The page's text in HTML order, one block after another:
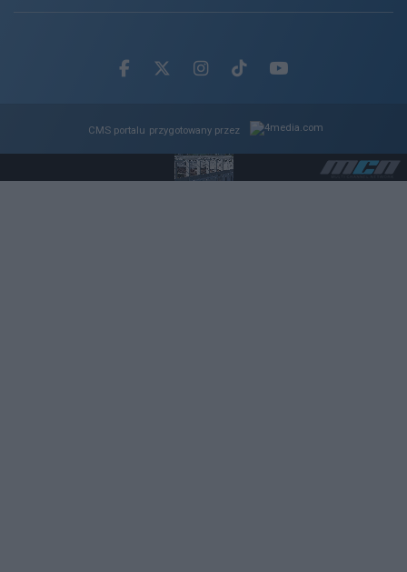
Facebook.com
X.comInstagram.com
Tiktok.comYoutube.com
CMS portalu przygotowany przez
Loaded:
70.27%